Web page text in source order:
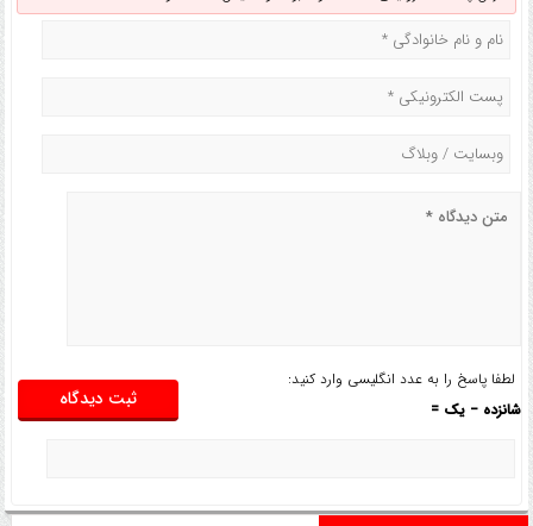
لطفا پاسخ را به عدد انگلیسی وارد کنید:
شانزده − یک =